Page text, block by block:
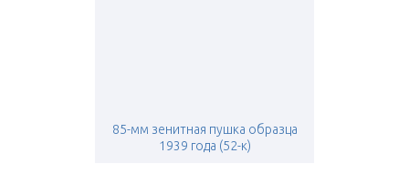
85-мм зенитная пушка образца
1939 года (52-к)